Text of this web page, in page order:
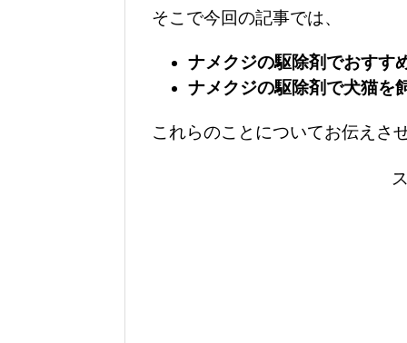
そこで今回の記事では、
ナメクジの駆除剤でおすす
ナメクジの駆除剤で犬猫を
これらのことについてお伝えさ